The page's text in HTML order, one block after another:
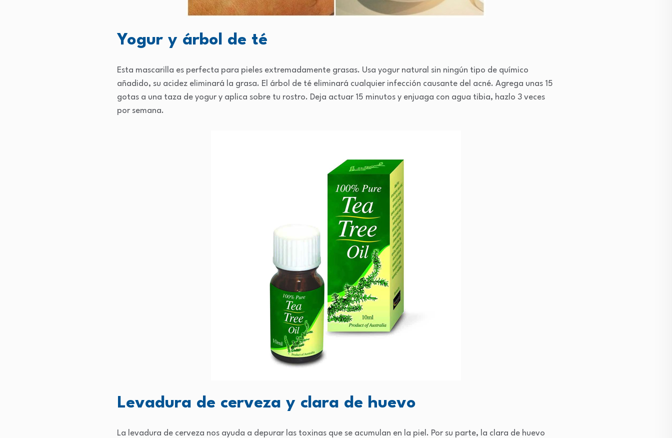
Yogur y árbol de té
Esta mascarilla es perfecta para pieles extremadamente grasas. Usa yogur natural sin ningún tipo de químico
añadido, su acidez eliminará la grasa. El árbol de té eliminará cualquier infección causante del acné. Agrega unas 15
gotas a una taza de yogur y aplica sobre tu rostro. Deja actuar 15 minutos y enjuaga con agua tibia, hazlo 3 veces
por semana.
Levadura de cerveza y clara de huevo
La levadura de cerveza nos ayuda a depurar las toxinas que se acumulan en la piel. Por su parte, la clara de huevo